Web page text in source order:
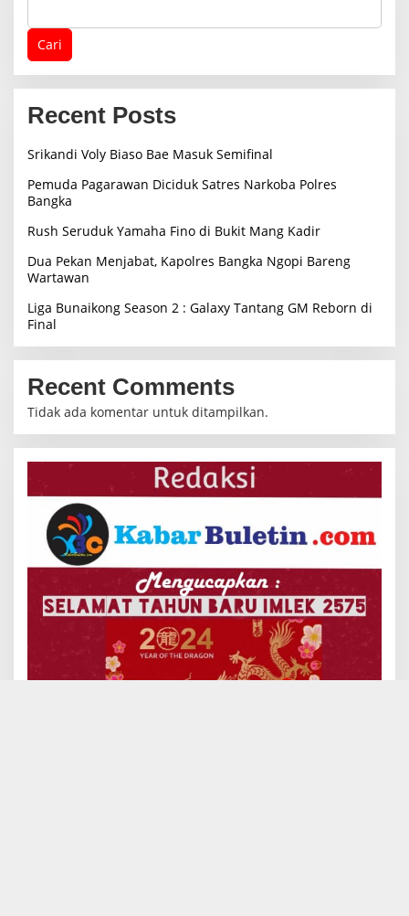
Cari
Recent Posts
Srikandi Voly Biaso Bae Masuk Semifinal
Pemuda Pagarawan Diciduk Satres Narkoba Polres
Bangka
Rush Seruduk Yamaha Fino di Bukit Mang Kadir
Dua Pekan Menjabat, Kapolres Bangka Ngopi Bareng
Wartawan
Liga Bunaikong Season 2 : Galaxy Tantang GM Reborn di
Final
Recent Comments
Tidak ada komentar untuk ditampilkan.